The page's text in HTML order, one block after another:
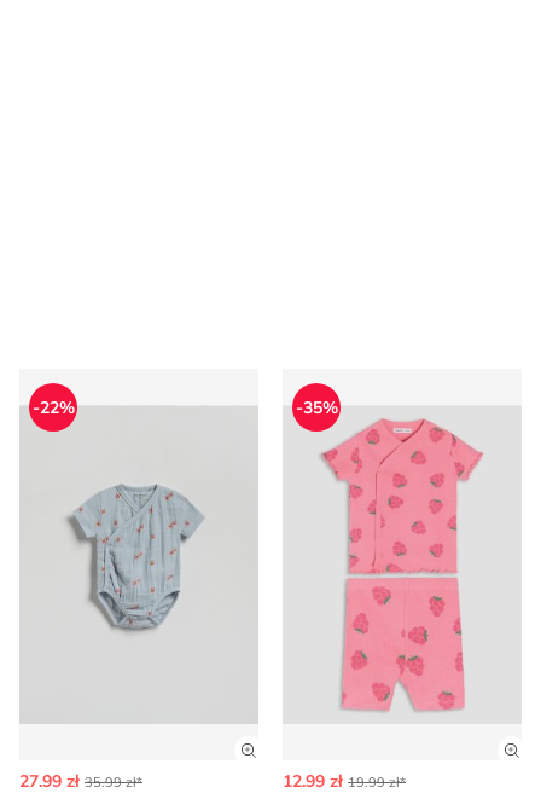
Reserved - Odzież dla niemowląt
-22%
Zobacz szczegóły produktu
27.99 zł 35.99 zł*
Odzież dla niemowląt na
-35%
12.99 zł 19.99 zł*